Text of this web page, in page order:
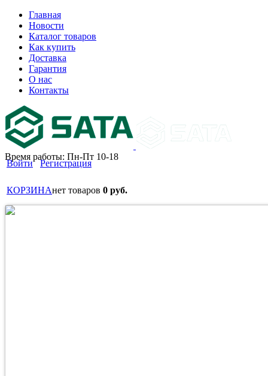
Главная
Новости
Каталог товаров
Как купить
Доставка
Гарантия
О нас
Контакты
Время работы: Пн-Пт 10-18
Войти Регистрация
КОРЗИНАнет товаров 0 руб.